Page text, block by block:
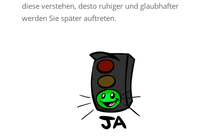
diese verstehen, desto ruhiger und glaubhafter
werden Sie später auftreten.